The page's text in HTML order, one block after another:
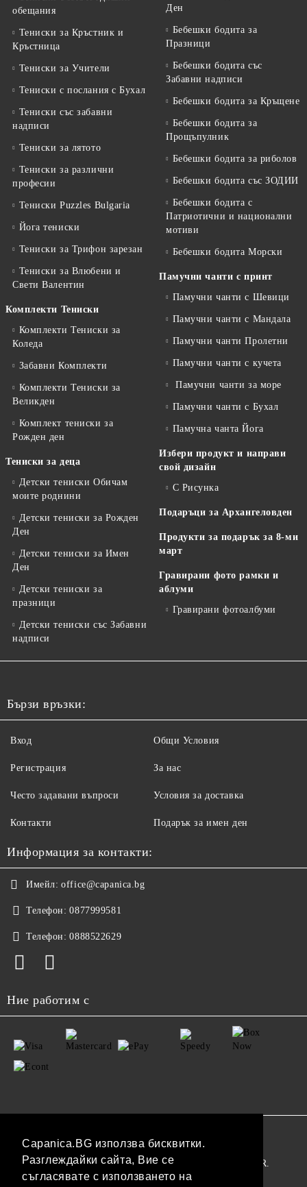
Capanica.BG използва бисквитки.
Разглеждайки сайта, Вие се
съгласявате с използването на
обещания
Тениски за Кръстник и
Кръстница
Тениски за Учители
Тениски с послания с Бухал
Тениски със забавни
надписи
Тениски за лятото
Тениски за различни
професии
Тениски Puzzles Bulgaria
Йога тениски
Тениски за Трифон зарезан
Тениски за Влюбени и
Свети Валентин
Комплекти Тениски
Комплекти Тениски за
Коледа
Забавни Комплекти
Комплекти Тениски за
Великден
Комплект тениски за
Рожден ден
Тениски за деца
Детски тениски Обичам
моите роднини
Детски тениски за Рожден
Ден
Детски тениски за Имен
Ден
Детски тениски за
празници
Детски тениски със Забавни
надписи
Ден
Бебешки бодита за
Празници
Бебешки бодита със
Забавни надписи
Бебешки бодита за Кръщене
Бебешки бодита за
Прощъпулник
Бебешки бодита за риболов
Бебешки бодита със ЗОДИИ
Бебешки бодита с
Патриотични и национални
мотиви
Бебешки бодита Морски
Памучни чанти с принт
Памучни чанти с Шевици
Памучни чанти с Мандала
Памучни чанти Пролетни
Памучни чанти с кучета
Памучни чанти за море
Памучни чанти с Бухал
Памучна чанта Йога
Избери продукт и направи
свой дизайн
С Рисунка
Подаръци за Архангеловден
Продукти за подарък за 8-ми
март
Гравирани фото рамки и
аблуми
Гравирани фотоалбуми
Бързи връзки:
Вход
Регистрация
Често задавани въпроси
Контакти
Общи Условия
За нас
Условия за доставка
Подарък за имен ден
Информация за контакти:
Имейл: office@capanica.bg
Телефон: 0877999581
Телефон: 0888522629
Ние работим с
Нашият онлайн магазин е 100% съобразен с GDPR.